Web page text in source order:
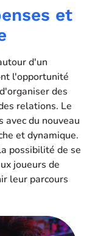
et
d'un
l'opportunité
des
relations. Le
avec du nouveau
et dynamique.
possibilité de se
joueurs de
leur parcours